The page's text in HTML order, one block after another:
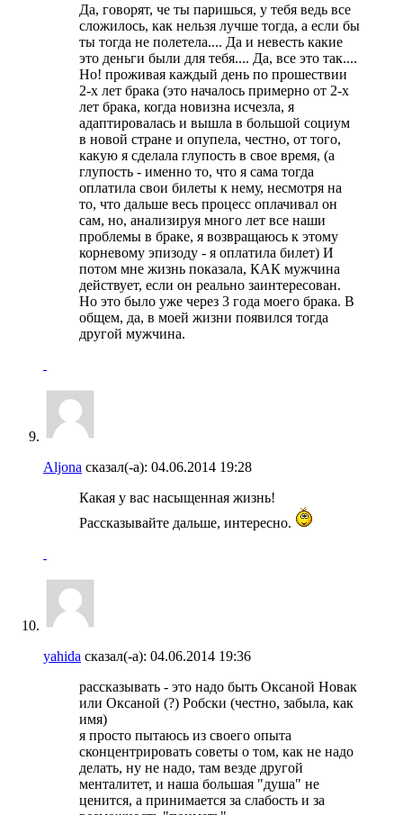
Да, говорят, че ты паришься, у тебя ведь все
сложилось, как нельзя лучше тогда, а если бы
ты тогда не полетела.... Да и невесть какие
это деньги были для тебя.... Да, все это так....
Но! проживая каждый день по прошествии
2-х лет брака (это началось примерно от 2-х
лет брака, когда новизна исчезла, я
адаптировалась и вышла в большой социум
в новой стране и опупела, честно, от того,
какую я сделала глупость в свое время, (а
глупость - именно то, что я сама тогда
оплатила свои билеты к нему, несмотря на
то, что дальше весь процесс оплачивал он
сам, но, анализируя много лет все наши
проблемы в браке, я возвращаюсь к этому
корневому эпизоду - я оплатила билет) И
потом мне жизнь показала, КАК мужчина
действует, если он реально заинтересован.
Но это было уже через 3 года моего брака. В
общем, да, в моей жизни появился тогда
другой мужчина.
Aljona сказал(-а): 04.06.2014 19:28
Какая у вас насыщенная жизнь!
Рассказывайте дальше, интересно.
yahida сказал(-а): 04.06.2014 19:36
рассказывать - это надо быть Оксаной Новак
или Оксаной (?) Робски (честно, забыла, как
имя)
я просто пытаюсь из своего опыта
сконцентрировать советы о том, как не надо
делать, ну не надо, там везде другой
менталитет, и наша большая "душа" не
ценится, а принимается за слабость и за